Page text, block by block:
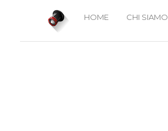
HOME CHI SIAMO